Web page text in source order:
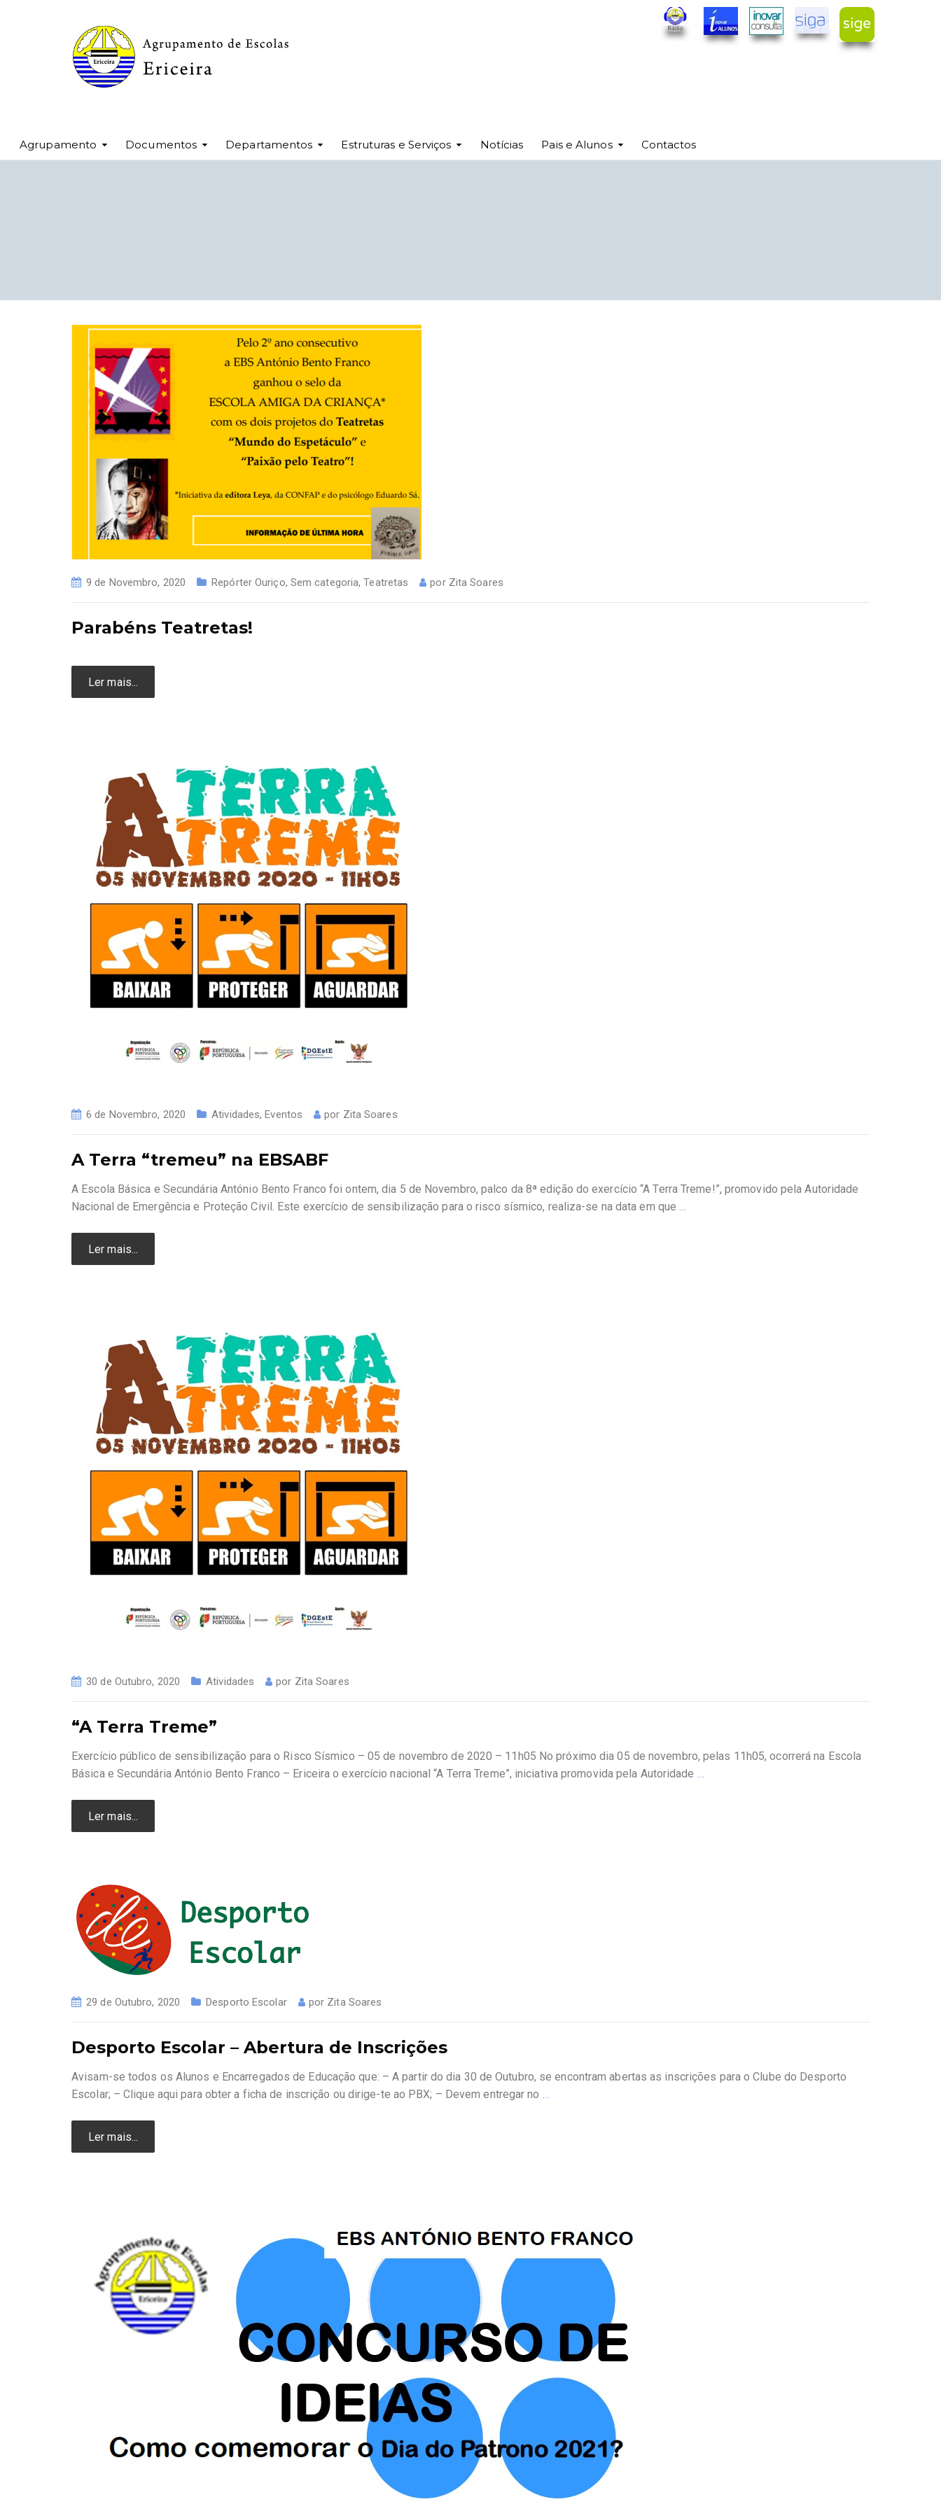
Agrupamento Documentos Departamentos Estruturas e Serviços Notícias Pais e Alunos Contactos
9 de Novembro, 2020 Repórter Ouriço, Sem categoria,Teatretas por Zita Soares
Parabéns Teatretas!
Ler mais...
6 de Novembro, 2020 Atividades,Eventos por Zita Soares
A Terra “tremeu” na EBSABF
A Escola Básica e Secundária António Bento Franco foi ontem, dia 5 de Novembro, palco da 8ª edição do exercício “A Terra Treme!”, promovido pela Autoridade
Nacional de Emergência e Proteção Civil. Este exercício de sensibilização para o risco sísmico, realiza-se na data em que…
Ler mais...
30 de Outubro, 2020 Atividades por Zita Soares
“A Terra Treme”
Exercício público de sensibilização para o Risco Sísmico – 05 de novembro de 2020 – 11h05 No próximo dia 05 de novembro, pelas 11h05, ocorrerá na Escola
Básica e Secundária António Bento Franco – Ericeira o exercício nacional “A Terra Treme”, iniciativa promovida pela Autoridade …
Ler mais...
29 de Outubro, 2020 Desporto Escolar por Zita Soares
Desporto Escolar – Abertura de Inscrições
Avisam-se todos os Alunos e Encarregados de Educação que: – A partir do dia 30 de Outubro, se encontram abertas as inscrições para o Clube do Desporto
Escolar; – Clique aqui para obter a ficha de inscrição ou dirige-te ao PBX; – Devem entregar no …
Ler mais...